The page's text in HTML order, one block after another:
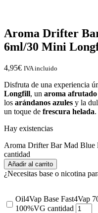
Aroma Drifter
6ml/30 Mini
4,95€ IVA incluido
Disfruta de una experiencia
Longfill, un aroma afrutado
los arándanos azules y la
un toque de frescura helada.
Hay existencias
Aroma Drifter Bar Mad
cantidad
Añadir al carrito
¿Necesitas base o nicotina
Oil4Vap Base Fast4Vap
100%VG cantidad